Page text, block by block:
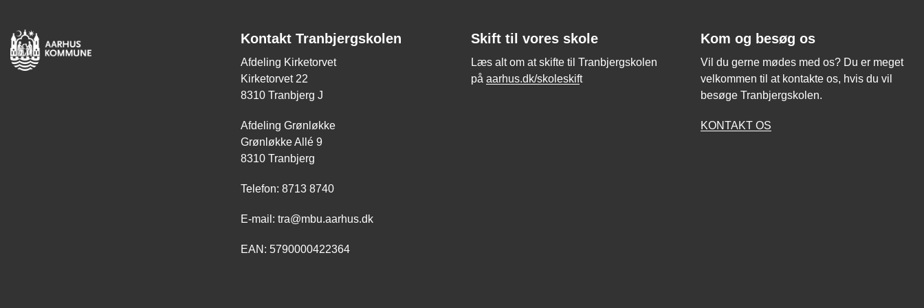
Kontakt Tranbjergskolen
Afdeling Kirketorvet
Kirketorvet 22
8310 Tranbjerg J
Afdeling Grønløkke
Grønløkke Allé 9
8310 Tranbjerg
Telefon: 8713 8740
E-mail: tra@mbu.aarhus.dk
EAN: 5790000422364
Skift til vores skole
Læs alt om at skifte til Tranbjergskolen
på aarhus.dk/skoleskift
Kom og besøg os
Vil du gerne mødes med os? Du er meget
velkommen til at kontakte os, hvis du vil
besøge Tranbjergskolen.
KONTAKT OS